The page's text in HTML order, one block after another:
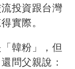
投資跟台灣
實際。
韓粉」，但
問父親說：